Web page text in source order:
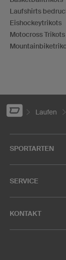
Laufshirts
Eishockeytrikots
Motocross Trikots
Laufen
SPORTARTEN
SERVICE
KONTAKT